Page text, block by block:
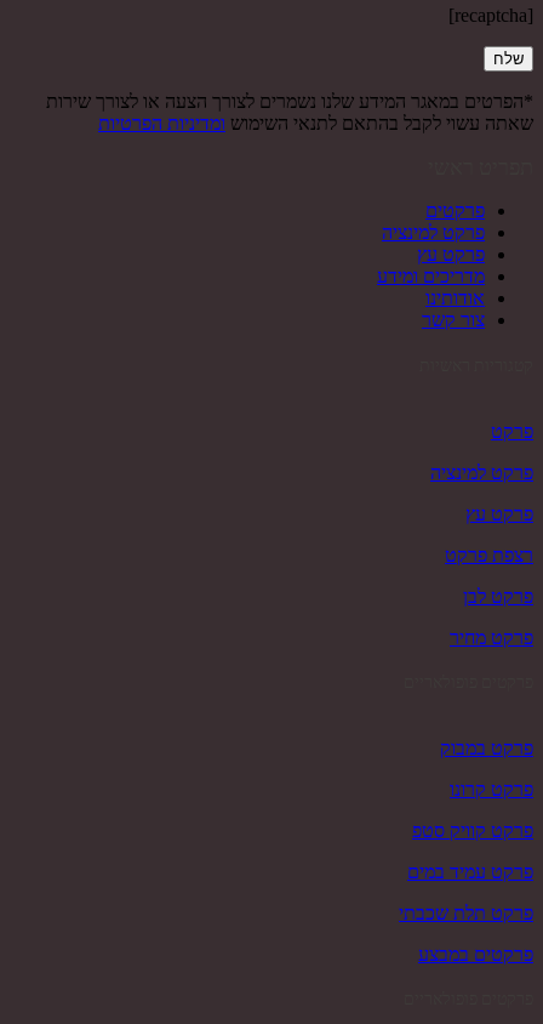
[recaptcha]
*הפרטים במאגר המידע שלנו נשמרים לצורך הצעה או לצורך שירות
שאתה עשוי לקבל בהתאם לתנאי השימוש ומדיניות הפרטיות
פרקטים
פרקט למינציה
פרקט עץ
מדריכים ומידע
אודותינו
צור קשר
פרקט
פרקט למינציה
פרקט עץ
רצפת פרקט
פרקט לבן
פרקט מחיר
פרקט במבוק
פרקט קרונו
פרקט קוויק סטפ
פרקט עמיד במים
פרקט תלת שכבתי
פרקטים במבצע